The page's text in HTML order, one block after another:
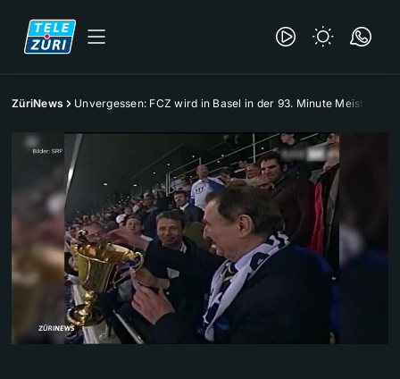
ZüriNews Unvergessen: FCZ wird in Basel in der 93. Minute Meister